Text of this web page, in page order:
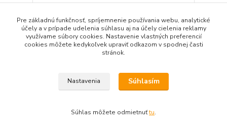
Pre základnú funkčnosť, spríjemnenie používania webu, analytické
účely a v prípade udelenia súhlasu aj na účely cielenia reklamy
využívame súbory cookies. Nastavenie vlastných preferencií
cookies môžete kedykoľvek upraviť odkazom v spodnej časti
stránok.
Nastavenia Súhlasím
Súhlas môžete odmietnuťtu.